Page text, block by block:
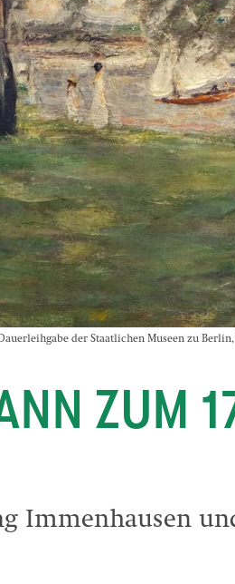
der Staatlichen Museen zu
ZUM
Immenhausen